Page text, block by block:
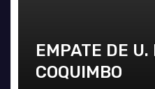
EMPATE DE
COQUIMBO